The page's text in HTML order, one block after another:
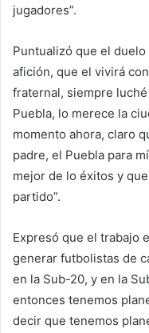
jugadores”.
Puntualizó que el
afición, que el vivirá
fraternal, siempre
Puebla, lo merece la
momento ahora, claro
padre, el Puebla para
mejor de lo éxitos y
partido”.
Expresó que el trabajo
generar futbolistas de
en la Sub-20, y en la
entonces tenemos
decir que tenemos